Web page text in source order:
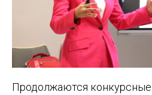
Продолжаются